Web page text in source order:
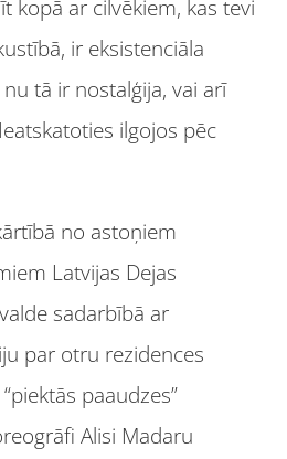
kopā ar cilvēkiem, kas tevi
ir eksistenciāla
tā ir nostalģija, vai arī
ilgojos pēc
no astoņiem
Latvijas Dejas
sadarbībā ar
par otru rezidences
paaudzes”
Alisi Madaru